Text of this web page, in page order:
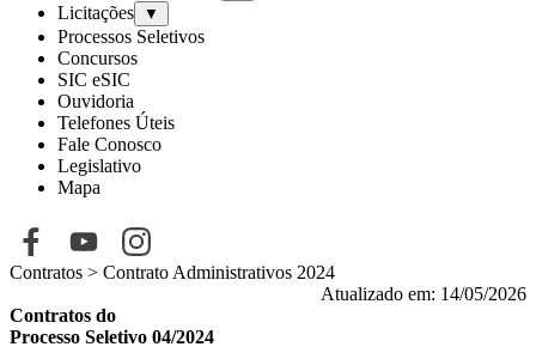
Licitações ▼
Processos Seletivos
Concursos
SIC eSIC
Ouvidoria
Telefones Úteis
Fale Conosco
Legislativo
Mapa
Contratos > Contrato Administrativos 2024
Atualizado em: 14/05/2026
Contratos do
Processo Seletivo 04/2024